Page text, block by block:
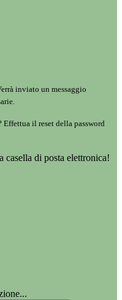
inviato un messaggio
Effettua il reset della password
casella di posta elettronica!